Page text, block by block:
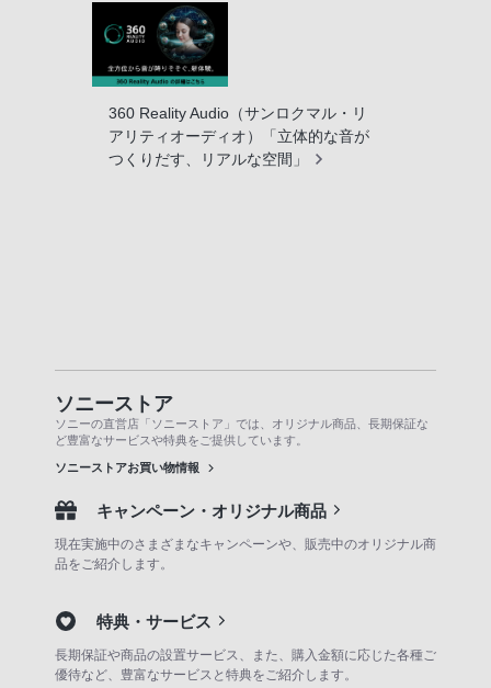
360 Reality Audio（サンロクマル・リ
アリティオーディオ）「立体的な音が
つくりだす、リアルな空間」
ソニーストア
ソニーの直営店「ソニーストア」では、オリジナル商品、長期保証な
ど豊富なサービスや特典をご提供しています。
ソニーストアお買い物情報
キャンペーン・オリジナル商品
現在実施中のさまざまなキャンペーンや、販売中のオリジナル商
品をご紹介します。
特典・サービス
長期保証や商品の設置サービス、また、購入金額に応じた各種ご
優待など、豊富なサービスと特典をご紹介します。